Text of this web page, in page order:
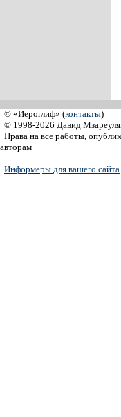
© «Иероглиф» (контакты)
© 1998-2026 Давид
Права на все работы,
авторам
Информеры для вашего сайта